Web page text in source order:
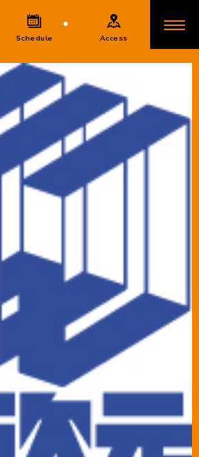
Schedule Access